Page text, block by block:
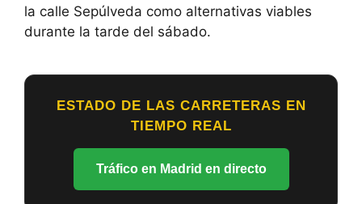
la calle Sepúlveda como alternativas viables
durante la tarde del sábado.
ESTADO DE LAS CARRETERAS EN
TIEMPO REAL
Tráfico en Madrid en directo